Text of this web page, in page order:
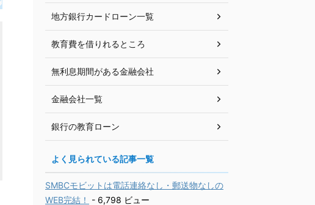
地方銀行カードローン一覧
教育費を借りれるところ
無利息期間がある金融会社
金融会社一覧
銀行の教育ローン
よく見られている記事一覧
SMBCモビットは電話連絡なし・郵送物なしの
WEB完結！
- 6,798 ビュー